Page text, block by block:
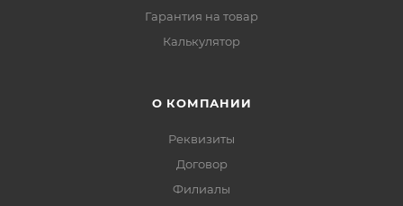
Гарантия на товар
Калькулятор
О КОМПАНИИ
Реквизиты
Договор
Филиалы